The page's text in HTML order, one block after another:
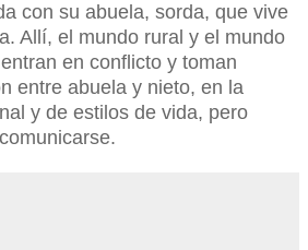
con su abuela, sorda, que vive
Allí, el mundo rural y el mundo
en conflicto y toman
entre abuela y nieto, en la
y de estilos de vida, pero